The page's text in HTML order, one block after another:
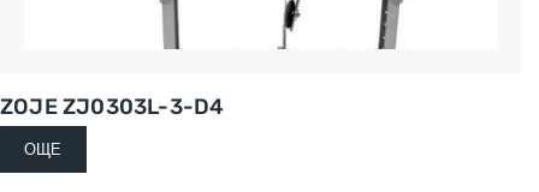
ZOJE ZJ0303L-3-D4
ОЩЕ